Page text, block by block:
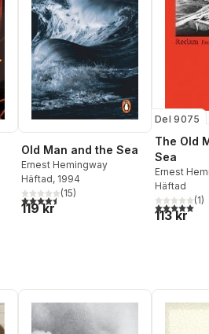
Old Man and the Sea
Ernest Hemingway
Häftad, 1994
4,5utav 5 stjärnor. Totalt antal röster:
(15)
119 kr
Del 9075
The Old
Sea
Ernest
Christian
Häftad
5,0utav 5(1)
113 kr